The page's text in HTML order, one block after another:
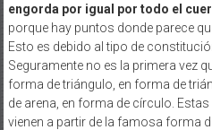
engorda por igual por todo el
porque hay puntos donde parece
Esto es debido al tipo de
Seguramente no es la primera vez
forma de triángulo, en forma de
de arena, en forma de círculo.
vienen a partir de la famosa forma